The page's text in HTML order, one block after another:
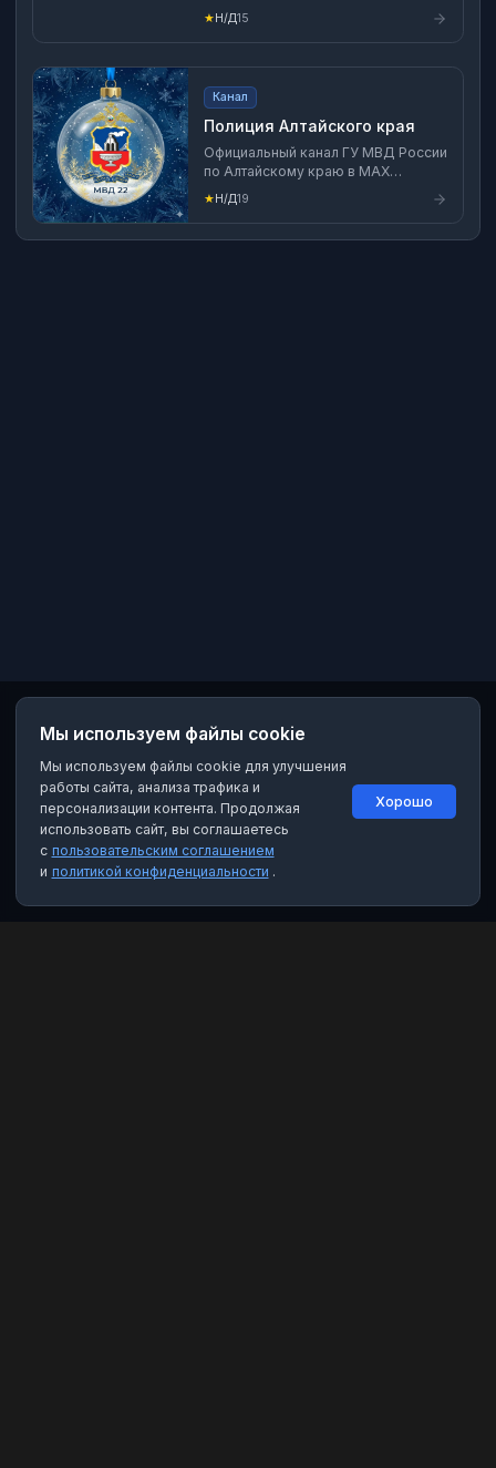
★ Н/Д15
Канал
Полиция Алтайского края
Официальный канал ГУ МВД России
по Алтайскому краю в MAX
Официальный сайт по Алтайскому
краю: 22.мвд.рф ВКонтакте:
https://vk.com/mvd22 Rutube:
★ Н/Д19
Мы используем файлы cookie
Мы используем файлы cookie для улучшения
работы сайта, анализа трафика и
персонализации контента. Продолжая
использовать сайт, вы соглашаетесь
с пользовательским соглашением
и политикой конфиденциальности .
Хорошо